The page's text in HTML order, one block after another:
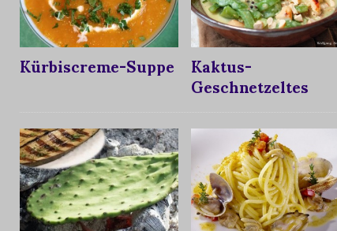
Kürbiscreme-Suppe Kaktus-
Geschnetzeltes